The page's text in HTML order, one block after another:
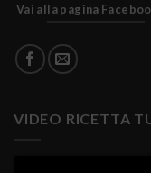
Vai alla pagina
VIDEO RICETTA